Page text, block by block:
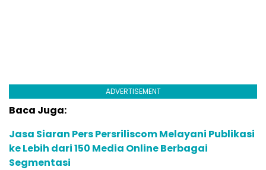
ADVERTISEMENT
Baca Juga:
Jasa Siaran Pers Persriliscom Melayani Publikasi
ke Lebih dari 150 Media Online Berbagai
Segmentasi